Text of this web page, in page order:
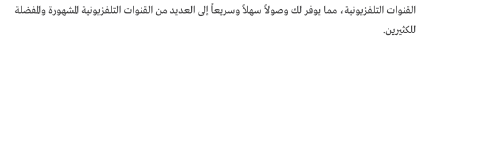
القنوات التلفزيونية، مما يوفر لك وصولاً سهلاً وسريعاً إلى العديد من القنوات التلفزيونية المشهورة والمفضلة
للكثيرين.